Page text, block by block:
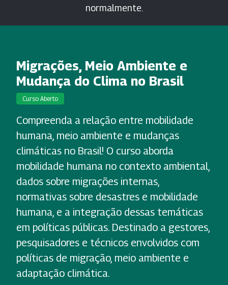
normalmente.
Migrações, Meio Ambiente e
Mudança do Clima no Brasil
Curso Aberto
Compreenda a relação entre mobilidade
humana, meio ambiente e mudanças
climáticas no Brasil! O curso aborda
mobilidade humana no contexto ambiental,
dados sobre migrações internas,
normativas sobre desastres e mobilidade
humana, e a integração dessas temáticas
em políticas públicas. Destinado a gestores,
pesquisadores e técnicos envolvidos com
políticas de migração, meio ambiente e
adaptação climática.